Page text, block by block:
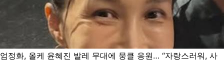
엄정화, 올케 윤혜진 발레 무대에 뭉클 응원… “자랑스러워, 사